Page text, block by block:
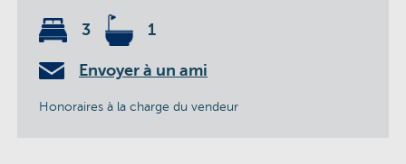
3 1
Envoyer à un ami
Honoraires à la charge du vendeur